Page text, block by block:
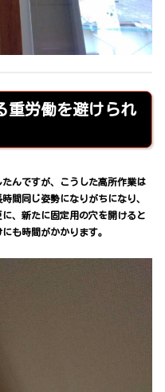
重労働を避けられ
んですが、こうした高所作業は
間同じ姿勢になりがちになり、
、新たに固定用の穴を開けると
も時間がかかります。